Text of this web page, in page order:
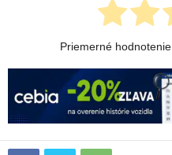
Priemerné hodnotenie